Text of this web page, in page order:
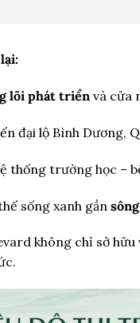
lõi phát triểnvà cửa
đại lộ Bình Dương,
thống trường học –
sống xanh gần
không chỉ sở